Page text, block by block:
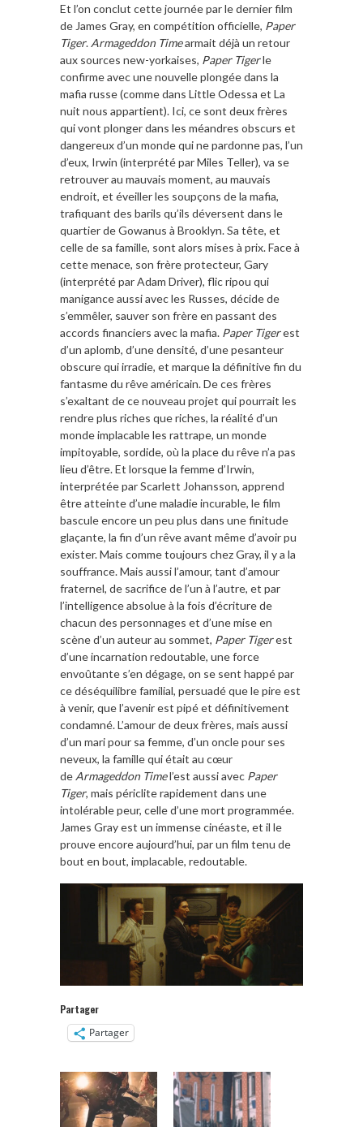
Et l’on conclut cette journée par le dernier film
de James Gray, en compétition officielle, Paper
Tiger. Armageddon Timearmait déjà un retour
aux sources new-yorkaises, Paper Tigerle
confirme avec une nouvelle plongée dans la
mafia russe (comme dans Little Odessa et La
nuit nous appartient). Ici, ce sont deux frères
qui vont plonger dans les méandres obscurs et
dangereux d’un monde qui ne pardonne pas, l’un
d’eux, Irwin (interprété parMiles Teller), va se
retrouver au mauvais moment, au mauvais
endroit, et éveiller les soupçons de la mafia,
trafiquant des barils qu’ils déversent dans le
quartier deGowanus à Brooklyn. Sa tête, et
celle de sa famille, sont alors mises à prix. Face à
cette menace, son frère protecteur, Gary
(interprété parAdam Driver), flic ripou qui
manigance aussi avec les Russes, décide de
s’emmêler, sauver son frère en passant des
accords financiers avec la mafia. Paper Tigerest
d’un aplomb, d’une densité, d’une pesanteur
obscure qui irradie, et marque la définitive fin du
fantasme du rêve américain. De ces frères
s’exaltant de ce nouveau projet qui pourrait les
rendre plus riches que riches, la réalité d’un
monde implacable les rattrape, un monde
impitoyable, sordide, où la place du rêve n’a pas
lieu d’être. Et lorsque la femme d’Irwin,
interprétée parScarlett Johansson, apprend
être atteinte d’une maladie incurable, le film
bascule encore un peu plus dans une finitude
glaçante, la fin d’un rêve avant même d’avoir pu
exister. Mais comme toujours chez Gray, il y a la
souffrance. Mais aussi l’amour, tant d’amour
fraternel, de sacrifice de l’un à l’autre, et par
l’intelligence absolue à la fois d’écriture de
chacun des personnages et d’une mise en
scène d’un auteur au sommet, Paper Tigerest
d’une incarnation redoutable, une force
envoûtante s’en dégage, on se sent happé par
ce déséquilibre familial, persuadé que le pire est
à venir, que l’avenir est pipé et définitivement
condamné. L’amour de deux frères, mais aussi
d’un mari pour sa femme, d’un oncle pour ses
neveux, la famille qui était au cœur
de Armageddon Timel’est aussi avec Paper
Tiger, mais périclite rapidement dans une
intolérable peur, celle d’une mort programmée.
James Gray est un immense cinéaste, et il le
prouve encore aujourd’hui, par un film tenu de
bout en bout, implacable, redoutable.
Partager
Partager